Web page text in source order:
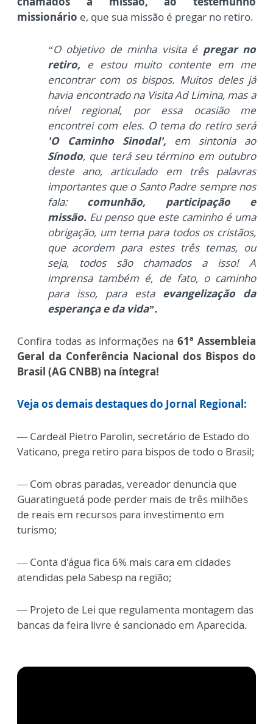
missionário e, que sua missão é pregar no retiro.
“O objetivo de minha visita é pregar no
retiro, e estou muito contente em me
encontrar com os bispos. Muitos deles já
havia encontrado na Visita Ad Limina, mas a
nível regional, por essa ocasião me
encontrei com eles. O tema do retiro será
'O Caminho Sinodal', em sintonia ao
Sínodo, que terá seu término em outubro
deste ano, articulado em três palavras
importantes que o Santo Padre sempre nos
fala: comunhão, participação e
missão. Eu penso que este caminho é uma
obrigação, um tema para todos os cristãos,
que acordem para estes três temas, ou
seja, todos são chamados a isso! A
imprensa também é, de fato, o caminho
para isso, para esta evangelização da
esperança e da vida”.
Confira todas as informações na61ª Assembleia
Geral da Conferência Nacional dos Bispos do
Brasil (AG CNBB) na íntegra!
Veja os demais destaques do Jornal Regional:
— Cardeal Pietro Parolin, secretário de Estado do
Vaticano, prega retiro para bispos de todo o Brasil;
— Com obras paradas, vereador denuncia que
Guaratinguetá pode perder mais de três milhões
de reais em recursos para investimento em
turismo;
— Conta d'água fica 6% mais cara em cidades
atendidas pela Sabesp na região;
— Projeto de Lei que regulamenta montagem das
bancas da feira livre é sancionado em Aparecida.